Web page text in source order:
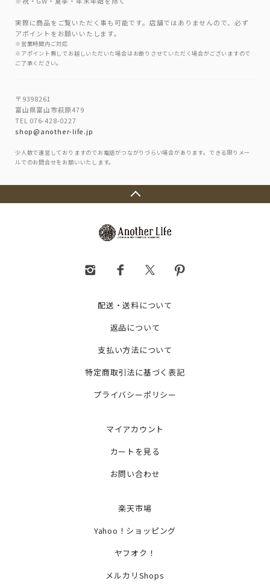
実際に商品をご覧いただく事も可能です。店舗ではありませんので、必ず
アポイントをお願いいたします。
※営業時間内ご対応
※アポイント無しでお越しいただいた場合はお断りさせていただく場合がございますので
ご了承ください。
〒9398261
富山県富山市萩原479
TEL 076-428-0227
shop@another-life.jp
少人数で運営しておりますのでお電話がつながりづらい場合があります。できる限りメー
ルでのお問合せをお願いいたします。
配送・送料について
返品について
支払い方法について
特定商取引法に基づく表記
プライバシーポリシー
マイアカウント
カートを見る
お問い合わせ
楽天市場
Yahoo！ショッピング
ヤフオク！
メルカリShops